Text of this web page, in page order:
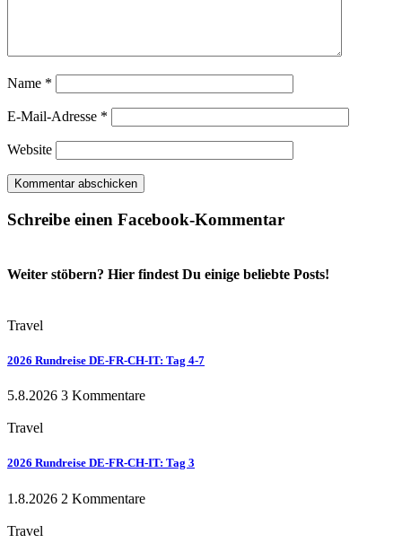
Name *
E-Mail-Adresse *
Website
Schreibe einen Facebook-Kommentar
Weiter stöbern? Hier findest Du einige beliebte Posts!
Travel
2026 Rundreise DE-FR-CH-IT: Tag 4-7
5.8.2026 3 Kommentare
Travel
2026 Rundreise DE-FR-CH-IT: Tag 3
1.8.2026 2 Kommentare
Travel